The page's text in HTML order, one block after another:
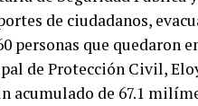
de ciudadanos,
personas que quedaron
de Protección Civil,
acumulado de 67.1